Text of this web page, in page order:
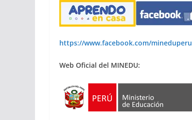
https://www.facebook.com/mineduperu
Web Oficial del MINEDU: